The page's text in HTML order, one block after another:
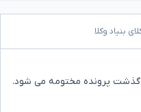
بنیاد وکلا
گذشت پرونده مختومه می شود.